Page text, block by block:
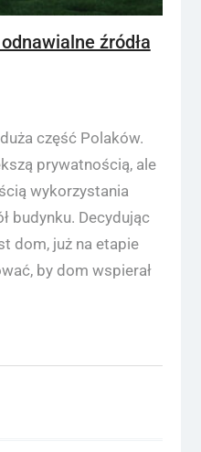
źródła
część Polaków.
prywatnością, ale
wykorzystania
budynku. Decydując
dom, już na etapie
by dom wspierał